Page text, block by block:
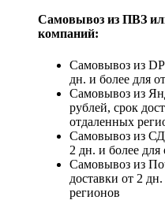
Самовывоз из ПВЗ
компаний:
Самовывоз из
дн. и более для
Самовывоз из
рублей, срок
отдаленных
Самовывоз из
2 дн. и более
Самовывоз из
доставки от 2
регионов